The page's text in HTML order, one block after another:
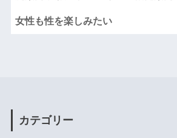
女性も性を楽しみたい
カテゴリー